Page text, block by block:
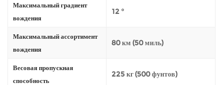
Максимальный градиент
вождения
12 °
Максимальный ассортимент
вождения
80 км (50 миль)
Весовая пропускная
способность
225 кг (500 фунтов)